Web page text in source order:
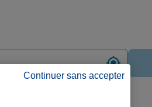
Utiliser
Continuer sans accepter